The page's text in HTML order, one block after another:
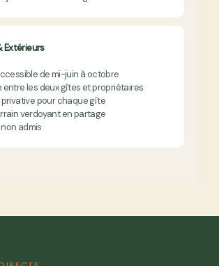
Extérieurs
de mi-juin à octobre
entre les deux gîtes et propriétaires
privative pour chaque gîte
verdoyant en partage
admis